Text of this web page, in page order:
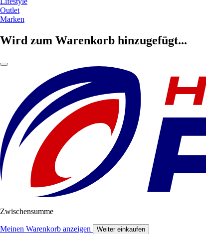
Outlet
Marken
Wird zum Warenkorb hinzugefügt...
Zwischensumme
Meinen Warenkorb anzeigen Weiter einkaufen